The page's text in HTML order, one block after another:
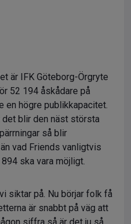
är IFK Göteborg-Örgryte
52 194 åskådare på
en högre publikkapacitet.
blir den näst största
så blir
vad Friends vanligtvis
ska vara möjligt.
siktar på. Nu börjar folk få
är snabbt på väg att